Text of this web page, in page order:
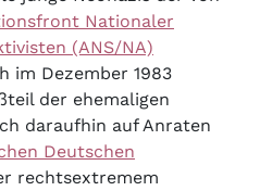
Nationaler
(ANS/NA)
im Dezember 1983
der ehemaligen
daraufhin auf Anraten
Deutschen
rechtsextremem